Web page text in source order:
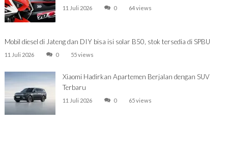
11 Juli 2026 0 64 views
Mobil diesel di Jateng dan DIY bisa isi solar B50, stok tersedia di SPBU
11 Juli 2026 0 55 views
Xiaomi Hadirkan Apartemen Berjalan dengan SUV
Terbaru
11 Juli 2026 0 65 views